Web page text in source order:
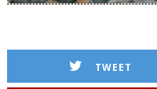
TWEET